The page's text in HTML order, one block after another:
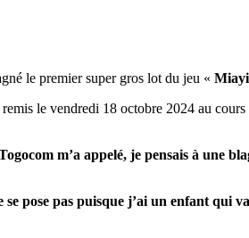
le premier super gros lot du jeu «
le vendredi 18 octobre 2024 au
m’a appelé, je pensais à une
se pose pas puisque j’ai un enfant qui